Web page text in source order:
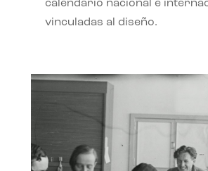
calendario nacional e
vinculadas al diseño.